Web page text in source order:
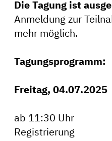
Die Tagung ist
Anmeldung zur
mehr möglich.
Tagungsprogramm:
Freitag, 04.07.2025
ab 11:30 Uhr
Registrierung